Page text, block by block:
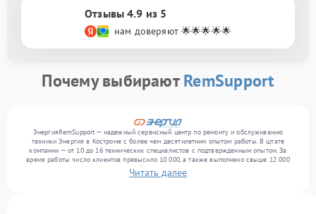
Отзывы 4.9 из 5
нам доверяют 🌟🌟🌟🌟🌟
Почему выбираютRemSupport
ЭнергияRemSupport — надежный сервисный центр по ремонту и обслуживанию
техники Энергия в Костроме с более чем десятилетним опытом работы. В штате
компании — от 10 до 16 технических специалистов с подтвержденным опытом. За
время работы число клиентов превысило 10 000, а также выполнено свыше 12 000
ремонтов. Ежемесячно в сервисный центр поступает свыше 300 единиц техники,
включая , , . Мы устраняем поломки любой сложности и обеспечиваем надежный
Читать далее